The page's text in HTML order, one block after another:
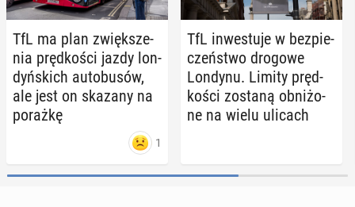
TfL ma plan zwięk­sze­
nia pręd­ko­ści jazdy lon­
dyń­skich au­to­bu­sów,
ale jest on skazany na
porażkę
1
TfL in­we­stu­je w bez­pie­
czeń­stwo drogowe
Londynu. Limity pręd­
ko­ści zostaną ob­ni­żo­
ne na wielu ulicach